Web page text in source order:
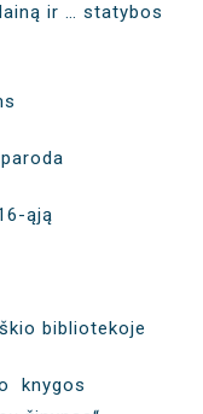
ir … statybos
ąją
bibliotekoje
knygos